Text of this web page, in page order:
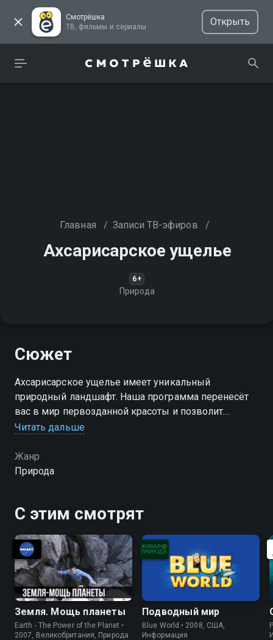
Смотрёшка
ТВ, фильмы и сериалы
Открыть
Главная / Записи ТВ-эфиров /
Ахсарисарское ущелье
6+
Природа
Сюжет
Ахсарисарское ущелье имеет уникальный
природный ландшафт. Наша программа перенесёт
вас в мир первозданной красоты и позволит
ощутить мощь и величие природы
Читать дальше
Жанр
Природа
С этим смотрят
Земля. Мощь планеты
Earth - The Power of the Planet •
2007, Великобритания, Природа
Подводный мир
Blue World • 2008, США,
Информация